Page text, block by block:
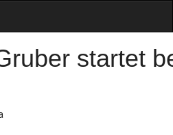
startet